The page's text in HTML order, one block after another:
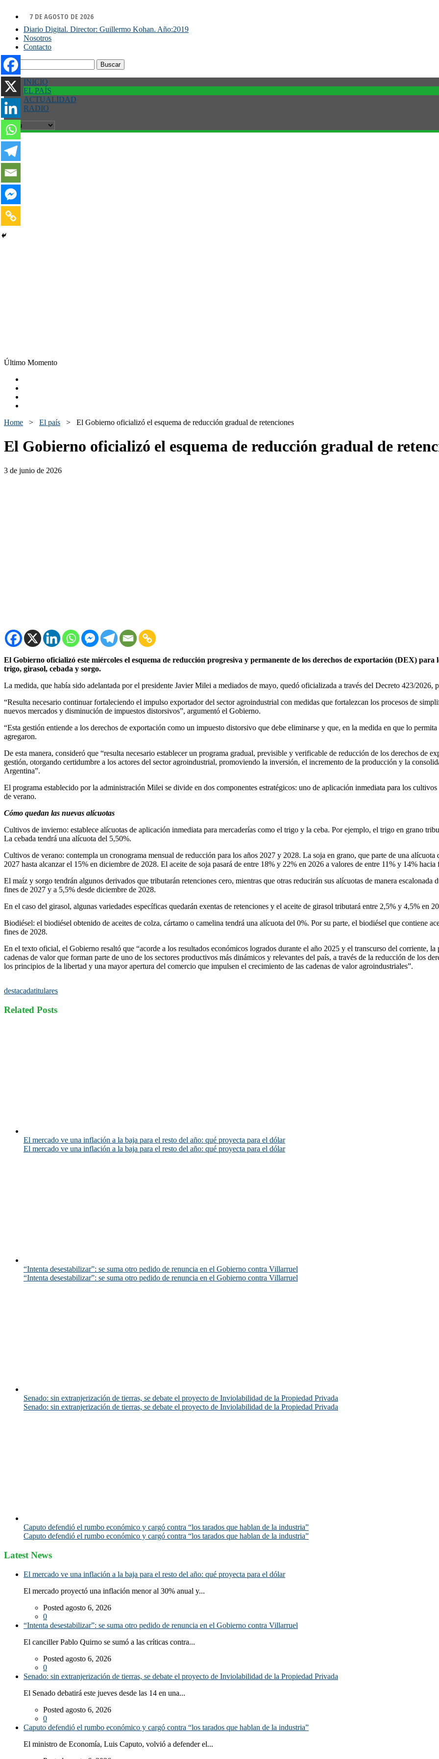
7 DE AGOSTO DE 2026
Diario Digital. Director: Guillermo Kohan. Año:2019
Nosotros
Contacto
Buscar:
INICIO
EL PAÍS
ACTUALIDAD
RADIO
Último Momento
Home > El país > El Gobierno oficializó el esquema de reducción gradual de retenciones
El Gobierno oficializó el esquema de reducción gradual de
3 de junio de 2026
El Gobierno oficializó este miércoles el esquema de reducción progresiva y permanente de los derechos de exportación (DEX)
trigo, girasol, cebada y sorgo.
La medida, que había sido adelantada por el presidente Javier Milei a mediados de mayo, quedó oficializada a través del Decreto 423/
“Resulta necesario continuar fortaleciendo el impulso exportador del sector agroindustrial con medidas que fortalezcan los procesos de
nuevos mercados y disminución de impuestos distorsivos”, argumentó el Gobierno.
“Esta gestión entiende a los derechos de exportación como un impuesto distorsivo que debe eliminarse y que, en la medida en que lo
agregaron.
De esta manera, consideró que “resulta necesario establecer un programa gradual, previsible y verificable de reducción de los derechos de
gestión, otorgando certidumbre a los actores del sector agroindustrial, promoviendo la inversión, el incremento de la producción y la
Argentina”.
El programa establecido por la administración Milei se divide en dos componentes estratégicos: uno de aplicación inmediata para los
de verano.
Cómo quedan las nuevas alícuotas
Cultivos de invierno: establece alícuotas de aplicación inmediata para mercaderías como el trigo y la ceba. Por ejemplo, el trigo en grano
La cebada tendrá una alícuota del 5,50%.
Cultivos de verano: contempla un cronograma mensual de reducción para los años 2027 y 2028. La soja en grano, que parte de una
2027 hasta alcanzar el 15% en diciembre de 2028. El aceite de soja pasará de entre 18% y 22% en 2026 a valores de entre 11% y 14% hacia
El maíz y sorgo tendrán algunos derivados que tributarán retenciones cero, mientras que otras reducirán sus alícuotas de manera escalonada
fines de 2027 y a 5,5% desde diciembre de 2028.
En el caso del girasol, algunas variedades específicas quedarán exentas de retenciones y el aceite de girasol tributará entre 2,5% y 4,5% en
Biodiésel: el biodiésel obtenido de aceites de colza, cártamo o camelina tendrá una alícuota del 0%. Por su parte, el biodiésel que contiene
fines de 2028.
En el texto oficial, el Gobierno resaltó que “acorde a los resultados económicos logrados durante el año 2025 y el transcurso del corriente,
cadenas de valor que forman parte de uno de los sectores productivos más dinámicos y relevantes del país, a través de la reducción de los
los principios de la libertad y una mayor apertura del comercio que impulsen el crecimiento de las cadenas de valor agroindustriales”.
destacadatitulares
Related Posts
El mercado ve una inflación a la baja para el resto del año: qué proyecta para el dólar
El mercado ve una inflación a la baja para el resto del año: qué proyecta para el dólar
“Intenta desestabilizar”: se suma otro pedido de renuncia en el Gobierno contra Villarruel
“Intenta desestabilizar”: se suma otro pedido de renuncia en el Gobierno contra Villarruel
Senado: sin extranjerización de tierras, se debate el proyecto de Inviolabilidad de la Propiedad Privada
Senado: sin extranjerización de tierras, se debate el proyecto de Inviolabilidad de la Propiedad Privada
Caputo defendió el rumbo económico y cargó contra “los tarados que hablan de la industria”
Caputo defendió el rumbo económico y cargó contra “los tarados que hablan de la industria”
Latest News
El mercado ve una inflación a la baja para el resto del año: qué proyecta para el dólar
El mercado proyectó una inflación menor al 30% anual y...
Posted agosto 6, 2026
0
“Intenta desestabilizar”: se suma otro pedido de renuncia en el Gobierno contra Villarruel
El canciller Pablo Quirno se sumó a las críticas contra...
Posted agosto 6, 2026
0
Senado: sin extranjerización de tierras, se debate el proyecto de Inviolabilidad de la Propiedad Privada
El Senado debatirá este jueves desde las 14 en una...
Posted agosto 6, 2026
0
Caputo defendió el rumbo económico y cargó contra “los tarados que hablan de la industria”
El ministro de Economía, Luis Caputo, volvió a defender el...